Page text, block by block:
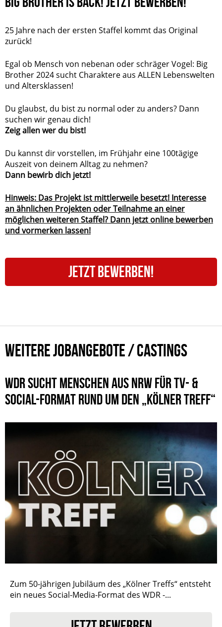
25 Jahre nach der ersten Staffel kommt das Original
zurück!
Egal ob Mensch von nebenan oder schräger Vogel: Big
Brother 2024 sucht Charaktere aus ALLEN Lebenswelten
und Altersklassen!
Du glaubst, du bist zu normal oder zu anders? Dann
suchen wir genau dich!
Zeig allen wer du bist!
Du kannst dir vorstellen, im Frühjahr eine 100tägige
Auszeit von deinem Alltag zu nehmen?
Dann bewirb dich jetzt!
Hinweis: Das Projekt ist mittlerweile besetzt! Interesse
an ähnlichen Projekten oder Teilnahme an einer
möglichen weiteren Staffel? Dann jetzt online bewerben
und vormerken lassen!
JETZT BEWERBEN!
WEITERE JOBANGEBOTE / CASTINGS
WDR SUCHT MENSCHEN AUS NRW FÜR TV- &
SOCIAL-FORMAT RUND UM DEN „KÖLNER TREFF“
Zum 50-jährigen Jubiläum des „Kölner Treffs“ entsteht
ein neues Social-Media-Format des WDR -...